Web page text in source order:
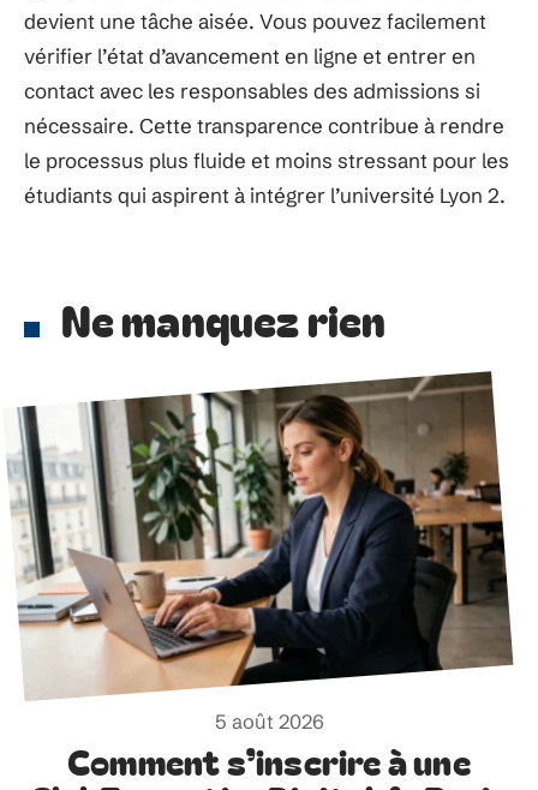
devient une tâche aisée. Vous pouvez facilement
vérifier l’état d’avancement en ligne et entrer en
contact avec les responsables des admissions si
nécessaire. Cette transparence contribue à rendre
le processus plus fluide et moins stressant pour les
étudiants qui aspirent à intégrer l’université Lyon 2.
Ne manquez rien
5 août 2026
Comment s’inscrire à une